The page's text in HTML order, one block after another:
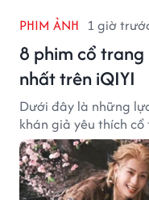
PHIM ẢNH 1 giờ
8 phim cổ
nhất trên iQIYI
Dưới đây là những
khán giả yêu thích